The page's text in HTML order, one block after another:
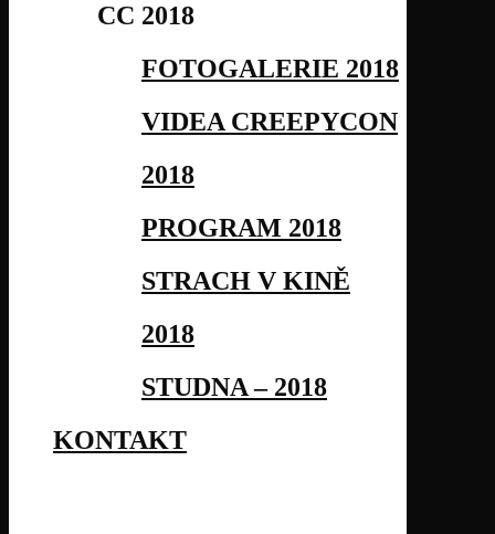
CC 2018
FOTOGALERIE 2018
VIDEA CREEPYCON
2018
PROGRAM 2018
STRACH V KINĚ
2018
STUDNA – 2018
KONTAKT